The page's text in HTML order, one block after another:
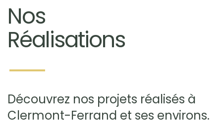
Nos
Réalisations
Découvrez nos projets réalisés à
Clermont-Ferrand et ses environs.